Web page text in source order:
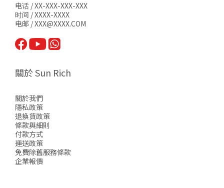
电话 / XX-XXX-XXX-XXX
时间 / XXXX-XXXX
电邮 / XXX@XXXX.COM
關於 Sun Rich
關於我們
隱私政策
退換貨政策
條款與細則
付款方式
運送政策
免費除舊服務條款
企業報價